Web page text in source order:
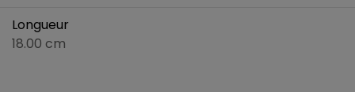
Longueur
18.00 cm